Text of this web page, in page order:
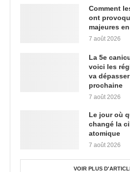
Comment
ont
majeures
7 août 2026
La 5e
voici les
va
prochaine
7 août 2026
Le jour où
changé la
atomique
7 août 2026
VOIR PLUS